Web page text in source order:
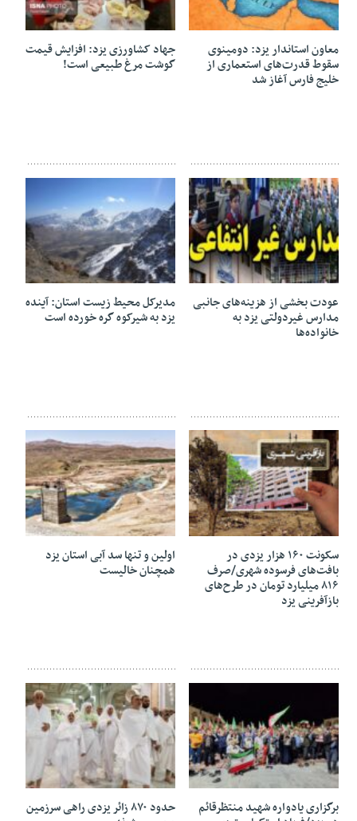
01 مه 2026
معاون استاندار یزد: دومینوی
سقوط قدرت‌های استعماری از
خلیج فارس آغاز شد
جهاد کشاورزی یزد: افزایش قیمت
گوشت مرغ طبیعی است!
27 آوریل 2026
عودت بخشی از هزینه‌های جانبی
مدارس غیردولتی یزد به
خانواده‌ها
27 آوریل 2026
مدیرکل محیط زیست استان: آینده
یزد به شیرکوه گره خورده است
27 آوریل 2026
سکونت ۱۶۰ هزار یزدی در
بافت‌های فرسوده شهری/صرف
۸۱۶ میلیارد تومان در طرح‌های
بازآفرینی یزد
26 آوریل 2026
اولین و تنها سد آبی استان یزد
همچنان خالیست
برگزاری یادواره شهید منتظرقائم
24 آوریل 2026
حدود ۸۷۰ زائر یزدی راهی سرزمین